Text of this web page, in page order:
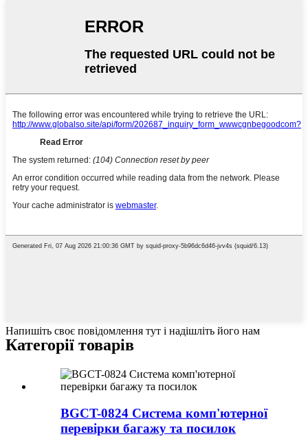
Напишіть своє повідомлення тут і надішліть його нам
Категорії товарів
BGCT-0824 Система комп'ютерної
перевірки багажу та посилок